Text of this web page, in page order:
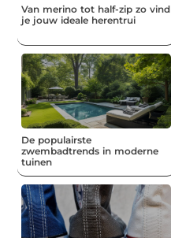
Van merino tot half-zip zo vind
je jouw ideale herentrui
De populairste
zwembadtrends in moderne
tuinen